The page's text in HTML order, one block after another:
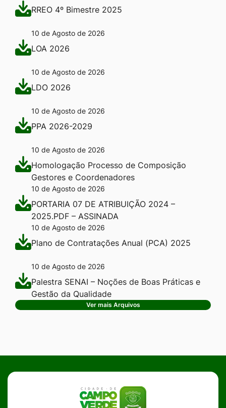
RREO 4º Bimestre 2025
10 de Agosto de 2026
LOA 2026
10 de Agosto de 2026
LDO 2026
10 de Agosto de 2026
PPA 2026-2029
10 de Agosto de 2026
Homologação Processo de Composição
Gestores e Coordenadores
10 de Agosto de 2026
PORTARIA 07 DE ATRIBUIÇÃO 2024 –
2025.PDF – ASSINADA
10 de Agosto de 2026
Plano de Contratações Anual (PCA) 2025
10 de Agosto de 2026
Palestra SENAI – Noções de Boas Práticas e
Gestão da Qualidade
Ver mais Arquivos